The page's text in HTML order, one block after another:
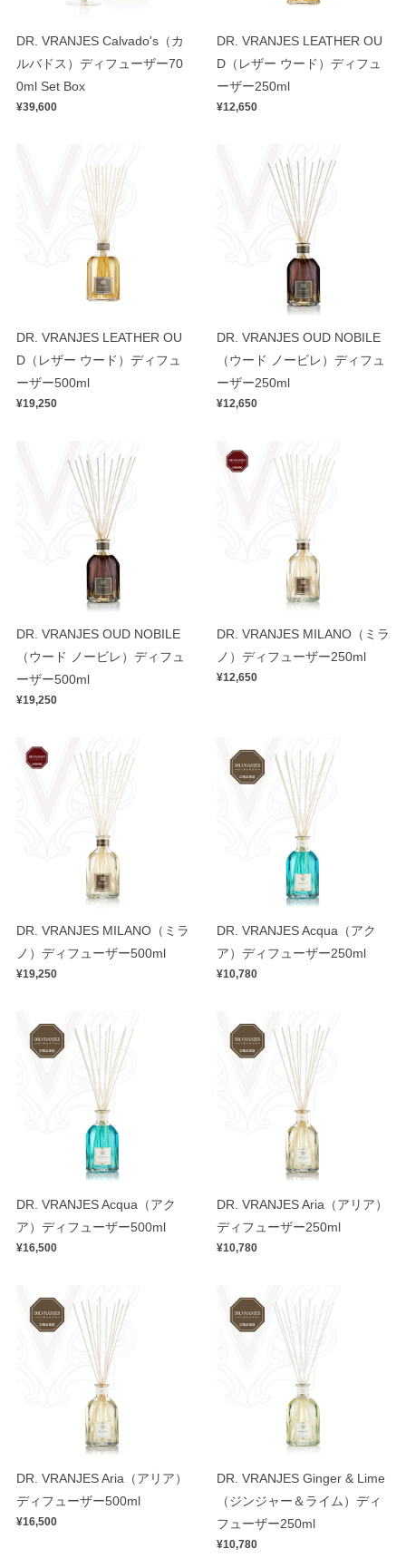
DR. VRANJES Calvado's（カ
ルバドス）ディフューザー70
0ml Set Box
¥39,600
DR. VRANJES LEATHER OU
D（レザー ウード）ディフュ
ーザー250ml
¥12,650
DR. VRANJES LEATHER OU
D（レザー ウード）ディフュ
ーザー500ml
¥19,250
DR. VRANJES OUD NOBILE
（ウード ノービレ）ディフュ
ーザー250ml
¥12,650
DR. VRANJES OUD NOBILE
（ウード ノービレ）ディフュ
ーザー500ml
¥19,250
DR. VRANJES MILANO（ミラ
ノ）ディフューザー250ml
¥12,650
DR. VRANJES MILANO（ミラ
ノ）ディフューザー500ml
¥19,250
DR. VRANJES Acqua（アク
ア）ディフューザー250ml
¥10,780
DR. VRANJES Acqua（アク
ア）ディフューザー500ml
¥16,500
DR. VRANJES Aria（アリア）
ディフューザー250ml
¥10,780
DR. VRANJES Aria（アリア）
ディフューザー500ml
¥16,500
DR. VRANJES Ginger & Lime
（ジンジャー＆ライム）ディ
フューザー250ml
¥10,780